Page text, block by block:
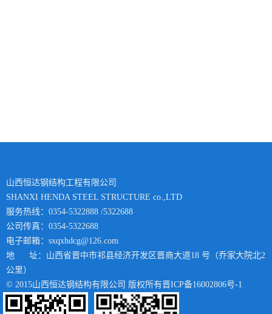
山西恒达钢结构工程有限公司
SHANXI HENDA STEEL STRUCTURE co.,LTD
服务热线：0354-5322888 /5322688
公司传真：0354-5322688
电子邮箱：sxqxhdcg@126.com
地 址：山西省晋中市祁县经济开发区晋商大道18 号（乔家大院北2
公里）
© 2015山西恒达钢结构有限公司 版权所有晋ICP备16002806号-1